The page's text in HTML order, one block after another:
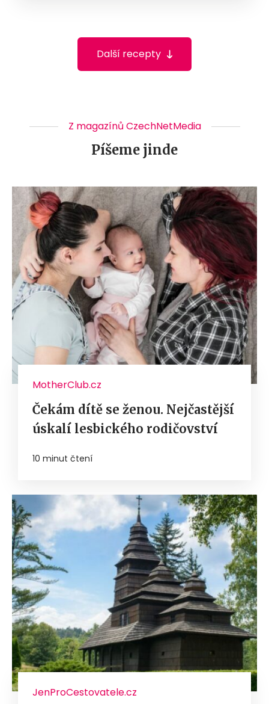
Další recepty
Z magazínů CzechNetMedia
Píšeme jinde
MotherClub.cz
Čekám dítě se ženou. Nejčastější
úskalí lesbického rodičovství
10 minut čtení
JenProCestovatele.cz